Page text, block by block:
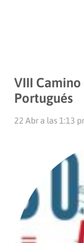
VIII
Portugués
22 Abr a las 1:13